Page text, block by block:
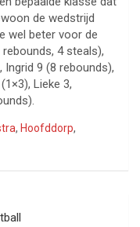
de wedstrijd
wel beter voor de
rebounds, 4 steals),
9 (8 rebounds),
Lieke 3,
, Hoofddorp,